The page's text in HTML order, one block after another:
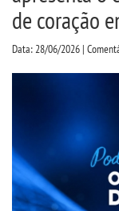
CPSA
BACHARELADOS
de coração
Data: 28/06/2026 |